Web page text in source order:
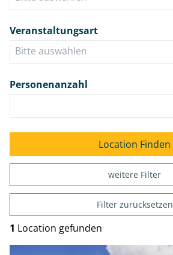
Veranstaltungsart
Personenanzahl
weitere Filter
Filter zurücksetzen
1 Location gefunden